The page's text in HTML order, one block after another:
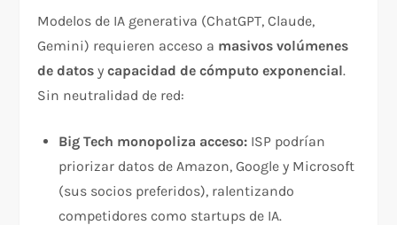
Modelos de IA generativa (ChatGPT, Claude,
Gemini) requieren acceso a masivos volúmenes
de datos ycapacidad de cómputo exponencial.
Sin neutralidad de red:​
Big Tech monopoliza acceso: ISP podrían
priorizar datos de Amazon, Google y Microsoft
(sus socios preferidos), ralentizando
competidores como startups de IA.